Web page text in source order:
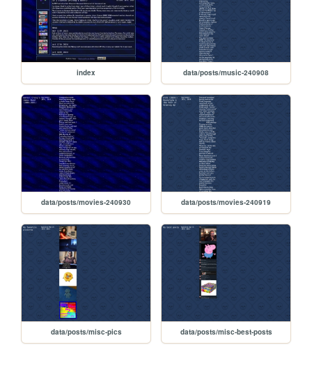
index data/posts/music-240908
data/posts/movies-240930 data/posts/movies-240919
data/posts/misc-pics data/posts/misc-best-posts